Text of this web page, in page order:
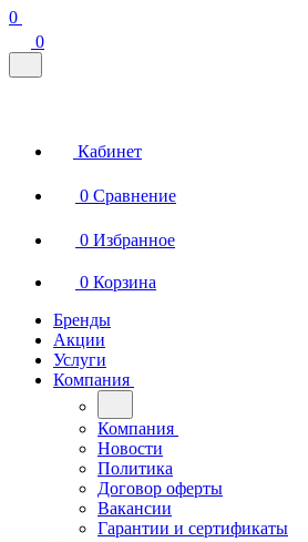
0
0
Кабинет
0 Сравнение
0 Избранное
0 Корзина
Бренды
Акции
Услуги
Компания
Компания
Новости
Политика
Договор оферты
Вакансии
Гарантии и сертификаты